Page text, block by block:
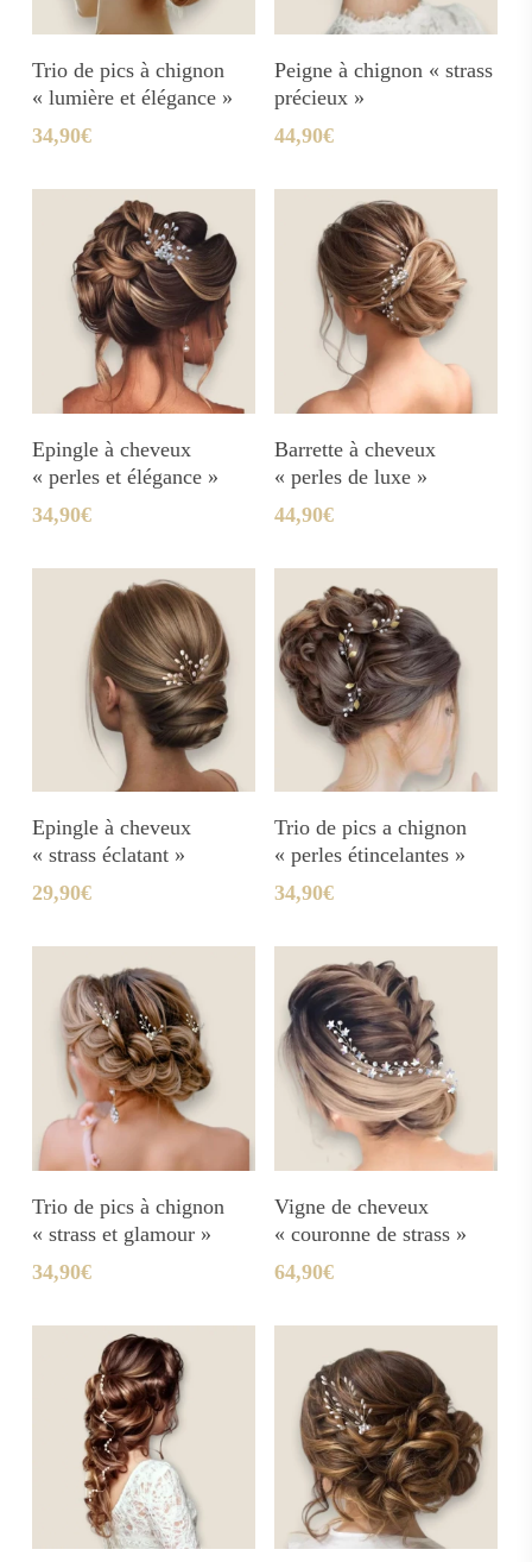
Ajouter Au Panier
Trio de pics à chignon
« lumière et élégance »
34,90€
Ajouter Au Panier
Peigne à chignon « strass
précieux »
44,90€
Ajouter Au Panier
Epingle à cheveux
« perles et élégance »
34,90€
Ajouter Au Panier
Barrette à cheveux
« perles de luxe »
44,90€
Ajouter Au Panier
Epingle à cheveux
« strass éclatant »
29,90€
Ajouter Au Panier
Trio de pics a chignon
« perles étincelantes »
34,90€
Ajouter Au Panier
Trio de pics à chignon
« strass et glamour »
34,90€
Ajouter Au Panier
Vigne de cheveux
« couronne de strass »
64,90€